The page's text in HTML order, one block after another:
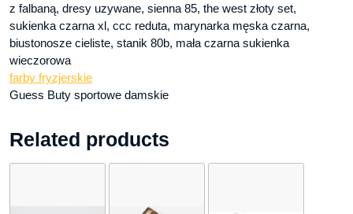
z falbaną, dresy uzywane, sienna 85, the west złoty set,
sukienka czarna xl, ccc reduta, marynarka męska czarna,
biustonosze cieliste, stanik 80b, mała czarna sukienka
wieczorowa
farby fryzjerskie
Guess Buty sportowe damskie
Related products